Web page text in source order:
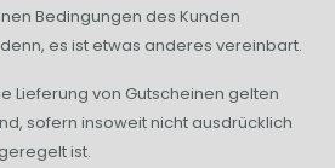
Bedingungen des Kunden
es ist etwas anderes vereinbart.
Lieferung von Gutscheinen gelten
sofern insoweit nicht ausdrücklich
ist.